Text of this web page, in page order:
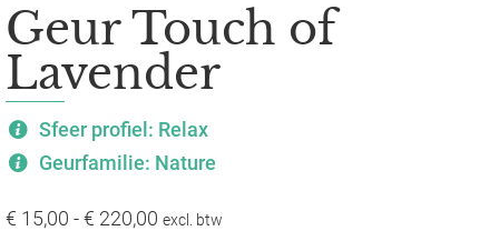
Geur Touch of
Lavender
Sfeer profiel: Relax
Geurfamilie: Nature
€ 15,00 -€ 220,00 excl. btw